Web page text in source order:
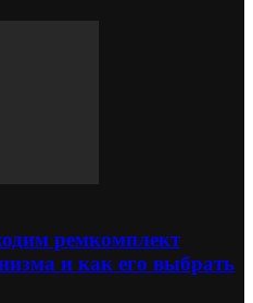
ремкомплект
и как его выбрать